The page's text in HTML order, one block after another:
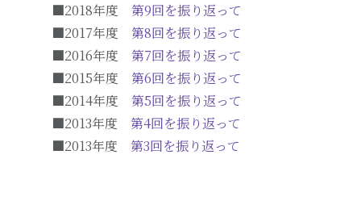
■2018年度 第9回を振り返って
■2017年度 第8回を振り返って
■2016年度 第7回を振り返って
■2015年度 第6回を振り返って
■2014年度 第5回を振り返って
■2013年度 第4回を振り返って
■2013年度 第3回を振り返って